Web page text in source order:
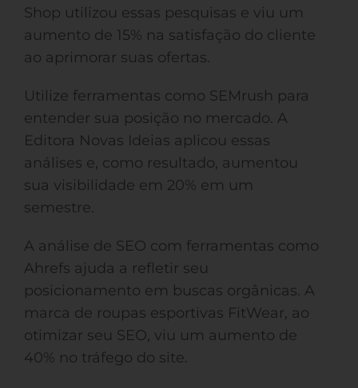
Shop utilizou essas pesquisas e viu um
aumento de 15% na satisfação do cliente
ao aprimorar suas ofertas.
Utilize ferramentas como SEMrush para
entender sua posição no mercado. A
Editora Novas Ideias aplicou essas
análises e, como resultado, aumentou
sua visibilidade em 20% em um
semestre.
A análise de SEO com ferramentas como
Ahrefs ajuda a refletir seu
posicionamento em buscas orgânicas. A
marca de roupas esportivas FitWear, ao
otimizar seu SEO, viu um aumento de
40% no tráfego do site.